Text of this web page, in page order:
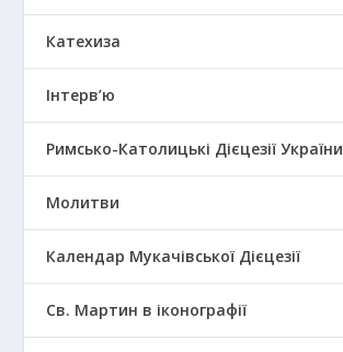
Катехиза
Інтерв’ю
Римсько-Католицькі Дієцезії України
Молитви
Календар Мукачівської Дієцезії
Св. Мартин в іконографії